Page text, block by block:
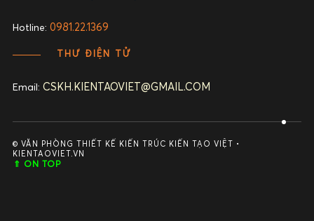
Hotline: 0981.22.1369
THƯ ĐIỆN TỬ
Email: CSKH.KIENTAOVIET@GMAIL.COM
© VĂN PHÒNG THIẾT KẾ KIẾN TRÚC KIẾN TẠO VIỆT •
KIENTAOVIET.VN
⇑ ON TOP